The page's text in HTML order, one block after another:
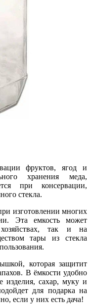
фруктов, ягод и
хранения меда,
при консервации,
стекла.
изготовлении многих
Эта емкость может
так и на
тары из стекла
которая защитит
В ёмкости удобно
изделия, сахар, муку и
для подарка на
если у них есть дача!